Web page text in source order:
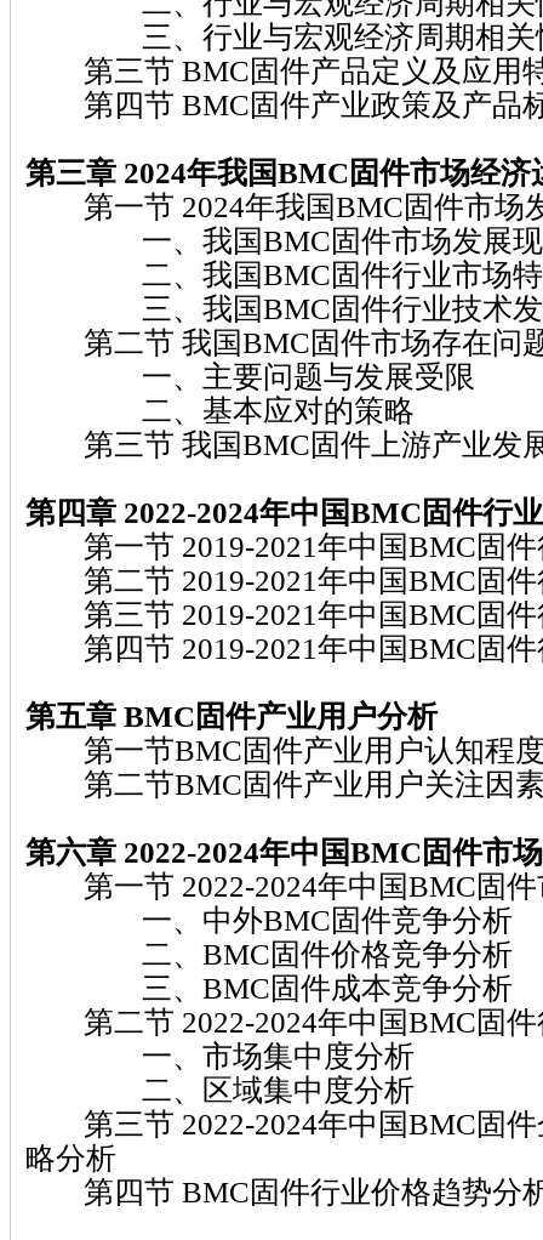
三、行业与宏观经济周期相关
第三节 BMC固件产品定义及应用
第四节 BMC固件产业政策及产品
第三章 2024年我国BMC固件市场经济
第一节 2024年我国BMC固件市场
一、我国BMC固件市场发展现
二、我国BMC固件行业市场特
三、我国BMC固件行业技术发
第二节 我国BMC固件市场存在问
一、主要问题与发展受限
二、基本应对的策略
第三节 我国BMC固件上游产业发
第四章 2022-2024年中国BMC固件行
第一节 2019-2021年中国BMC固件
第二节 2019-2021年中国BMC固件
第三节 2019-2021年中国BMC固件
第四节 2019-2021年中国BMC固件
第五章 BMC固件产业用户分析
第一节BMC固件产业用户认知程
第二节BMC固件产业用户关注因
第六章 2022-2024年中国BMC固件市
第一节 2022-2024年中国BMC固件
一、中外BMC固件竞争分析
二、BMC固件价格竞争分析
三、BMC固件成本竞争分析
第二节 2022-2024年中国BMC固件
一、市场集中度分析
二、区域集中度分析
第三节 2022-2024年中国BMC固件
略分析
第四节 BMC固件行业价格趋势分